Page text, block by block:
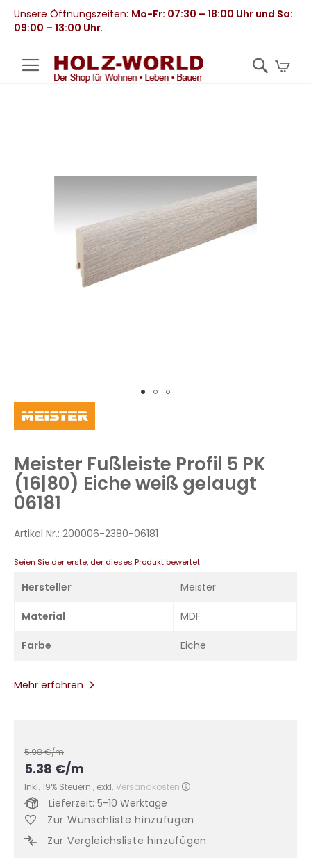
Unsere Öffnungszeiten: Mo-Fr: 07:30 – 18:00 Uhr und Sa:
09:00 – 13:00 Uhr.
Zum
Anfang
springen
Meister Fußleiste Profil 5 PK
(16|80) Eiche weiß gelaugt
06181
Artikel Nr.: 200006-2380-06181
Seien Sie der erste, der dieses Produkt bewertet
Hersteller Meister
Material MDF
Farbe Eiche
Mehr erfahren
5.98€/m
5.38 €/m
Inkl. 19% Steuern , exkl. Versandkosten
Lieferzeit: 5-10 Werktage
Zur Wunschliste hinzufügen
Zur Vergleichsliste hinzufügen